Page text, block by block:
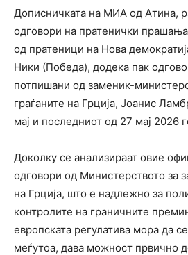
Дописничката на МИА од Атина,
одговори на пратенички
од пратеници на Нова
Ники (Победа), додека пак
потпишани од заменик-
граѓаните на Грција, Јоанис
мај и последниот од 27 мај 2026
Доколку се анализираат овие
одговори од Министерството за
на Грција, што е надлежно за
контролите на граничните
европската регулатива мора да
меѓутоа, дава можност првично